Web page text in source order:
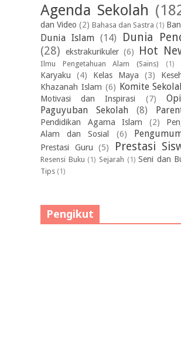
Agenda Sekolah
dan Video (2) Bahasa dan Sastra (1)
Dunia Islam (14)
Dunia
(28)
ekstrakurikuler (6) Hot
Ilmu Pengetahuan Alam (Sains) (1)
Karyaku (4) Kelas Maya (3)
Khazanah Islam (6) Komite
Motivasi dan Inspirasi (7)
Paguyuban Sekolah
(8)
Pendidikan Agama Islam (2)
Alam dan Sosial
(6)
Prestasi Guru (5) Prestasi
Resensi Buku (1) Sejarah (1) Seni dan
Tips (1)
Pengikut